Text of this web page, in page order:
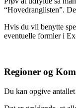
“Hovedranglisten”.
Hvis du vil benytte
eventuelle formler i
Regioner og
Du kan opgive